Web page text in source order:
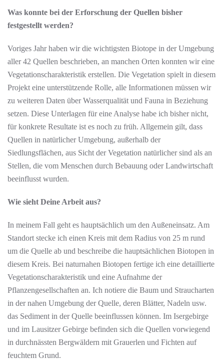
Was konnte bei der Erforschung der Quellen bisher
festgestellt werden?
Voriges Jahr haben wir die wichtigsten Biotope in der Umgebung
aller 42 Quellen beschrieben, an manchen Orten konnten wir eine
Vegetationscharakteristik erstellen. Die Vegetation spielt in diesem
Projekt eine unterstützende Rolle, alle Informationen müssen wir
zu weiteren Daten über Wasserqualität und Fauna in Beziehung
setzen. Diese Unterlagen für eine Analyse habe ich bisher nicht,
für konkrete Resultate ist es noch zu früh. Allgemein gilt, dass
Quellen in natürlicher Umgebung, außerhalb der
Siedlungsflächen, aus Sicht der Vegetation natürlicher sind als an
Stellen, die vom Menschen durch Bebauung oder Landwirtschaft
beeinflusst wurden.
Wie sieht Deine Arbeit aus?
In meinem Fall geht es hauptsächlich um den Außeneinsatz. Am
Standort stecke ich einen Kreis mit dem Radius von 25 m rund
um die Quelle ab und beschreibe die hauptsächlichen Biotopen in
diesem Kreis. Bei naturnahen Biotopen fertige ich eine detaillierte
Vegetationscharakteristik und eine Aufnahme der
Pflanzengesellschaften an. Ich notiere die Baum und Straucharten
in der nahen Umgebung der Quelle, deren Blätter, Nadeln usw.
das Sediment in der Quelle beeinflussen können. Im Isergebirge
und im Lausitzer Gebirge befinden sich die Quellen vorwiegend
in durchnässten Bergwäldern mit Grauerlen und Fichten auf
feuchtem Grund.